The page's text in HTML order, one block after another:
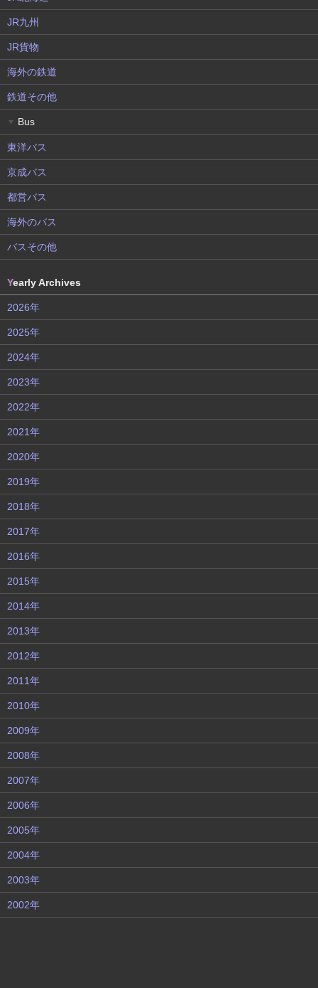
JR九州
JR貨物
海外の鉄道
鉄道その他
▼ Bus
東洋バス
京成バス
都営バス
海外のバス
バスその他
Yearly Archives
2026年
2025年
2024年
2023年
2022年
2021年
2020年
2019年
2018年
2017年
2016年
2015年
2014年
2013年
2012年
2011年
2010年
2009年
2008年
2007年
2006年
2005年
2004年
2003年
2002年